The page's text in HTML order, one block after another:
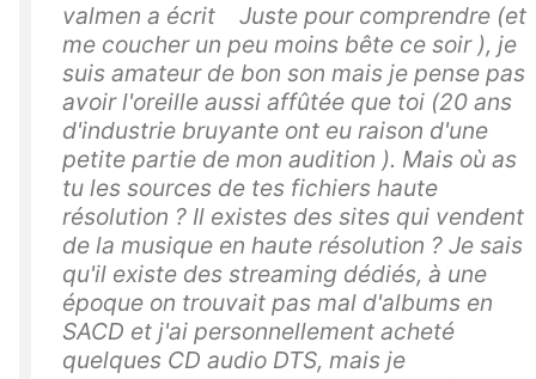
valmen a écrit Juste pour comprendre (et
me coucher un peu moins bête ce soir ), je
suis amateur de bon son mais je pense pas
avoir l'oreille aussi affûtée que toi (20 ans
d'industrie bruyante ont eu raison d'une
petite partie de mon audition ). Mais où as
tu les sources de tes fichiers haute
résolution ? Il existes des sites qui vendent
de la musique en haute résolution ? Je sais
qu'il existe des streaming dédiés, à une
époque on trouvait pas mal d'albums en
SACD et j'ai personnellement acheté
quelques CD audio DTS, mais je